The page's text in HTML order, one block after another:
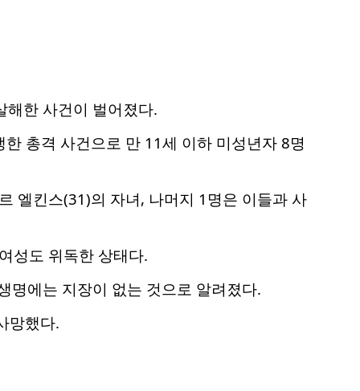
해한 사건이 벌어졌다.
총격 사건으로 만 11세 이하 미성년자 8명
엘킨스(31)의 자녀, 나머지 1명은 이들과 사
성도 위독한 상태다.
명에는 지장이 없는 것으로 알려졌다.
망했다.